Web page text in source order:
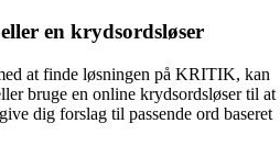
en krydsordsløser
at finde løsningen på KRITIK, kan
bruge en online krydsordsløser til at
dig forslag til passende ord baseret